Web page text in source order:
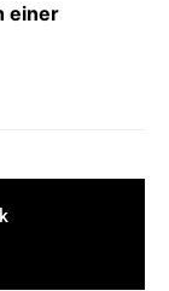
einer